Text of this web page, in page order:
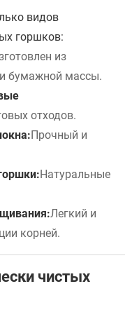
видов
горшков:
из
бумажной массы.
отходов.
Прочный и
Натуральные
Легкий и
корней.
чистых